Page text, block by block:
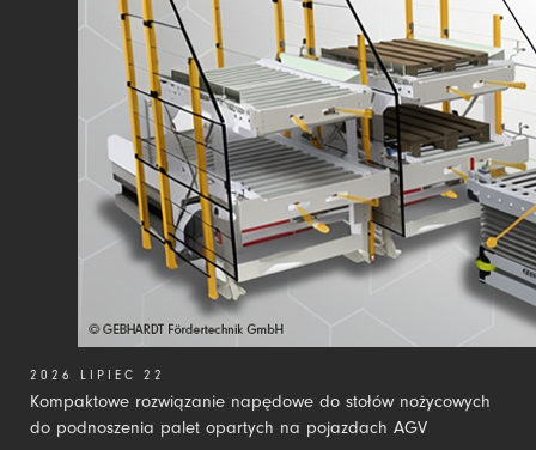
Kompaktowe rozwiązanie napędowe do stołów nożycowych
do podnoszenia palet opartych na pojazdach AGV
2026 LIPIEC 22